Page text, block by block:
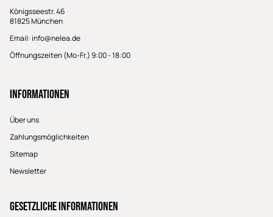
Königsseestr. 46
81825 München
Email: info@nelea.de
Öffnungszeiten (Mo-Fr.) 9:00 - 18:00
Informationen
Über uns
Zahlungsmöglichkeiten
Sitemap
Newsletter
Gesetzliche Informationen